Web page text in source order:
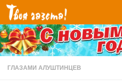
Перейти к содержимому
ГЛАЗАМИ АЛУШТИНЦЕВ